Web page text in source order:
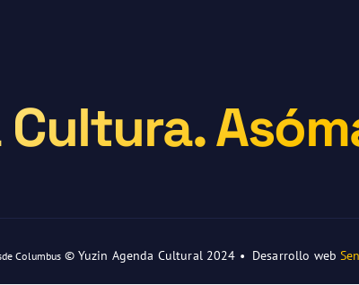
Columbus © Yuzin Agenda Cultural 2024 • Desarrollo web